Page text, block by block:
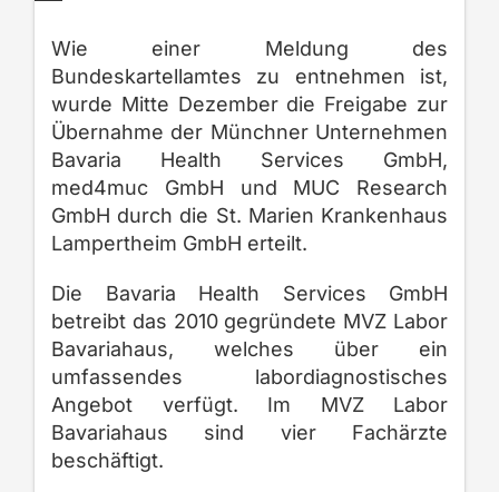
Wie einer Meldung des
Bundeskartellamtes zu entnehmen ist,
wurde Mitte Dezember die Freigabe zur
Übernahme der Münchner Unternehmen
Bavaria Health Services GmbH,
med4muc GmbH und MUC Research
GmbH durch die St. Marien Krankenhaus
Lampertheim GmbH erteilt.
Die Bavaria Health Services GmbH
betreibt das 2010 gegründete MVZ Labor
Bavariahaus, welches über ein
umfassendes labordiagnostisches
Angebot verfügt. Im MVZ Labor
Bavariahaus sind vier Fachärzte
beschäftigt.